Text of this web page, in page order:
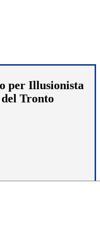
per Illusionista
del Tronto